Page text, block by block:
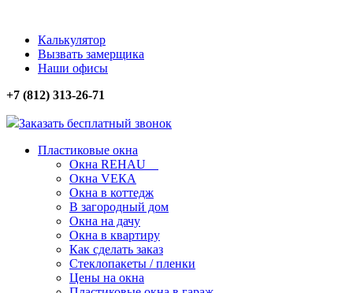
Калькулятор
Вызвать замерщика
Наши офисы
+7 (812) 313-26-71
Заказать бесплатный звонок
Пластиковые окна
Окна REHAU
Окна VЕКА
Окна в коттедж
В загородный дом
Окна на дачу
Окна в квартиру
Как сделать заказ
Стеклопакеты / пленки
Цены на окна